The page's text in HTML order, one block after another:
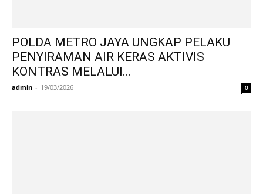
POLDA METRO JAYA UNGKAP PELAKU
PENYIRAMAN AIR KERAS AKTIVIS
KONTRAS MELALUI...
admin - 19/03/2026 0